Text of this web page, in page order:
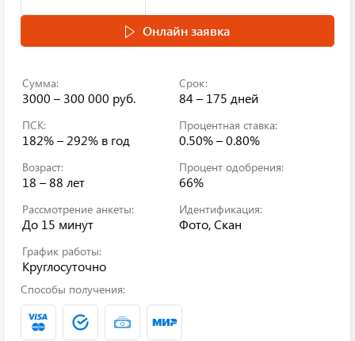
Онлайн заявка
Сумма:
3000 – 300 000 руб.
Срок:
84 – 175 дней
ПСК:
182% – 292% в год
Процентная ставка:
0.50% – 0.80%
Возраст:
18 – 88 лет
Процент одобрения:
66%
Рассмотрение анкеты:
До 15 минут
Идентификация:
Фото, Скан
График работы:
Круглосуточно
Способы получения: